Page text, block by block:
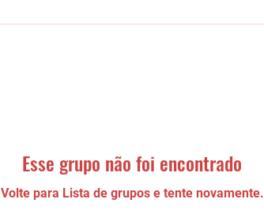
Esse grupo não foi encontrado
Volte para Lista de grupos e tente novamente.